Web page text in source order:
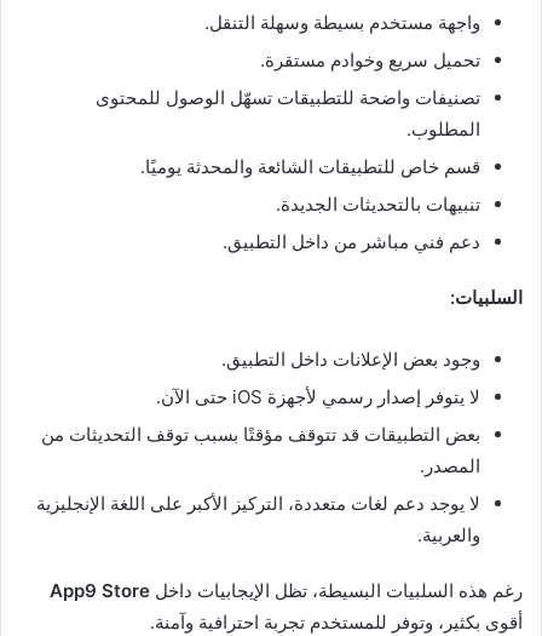
واجهة مستخدم بسيطة وسهلة التنقل.
تحميل سريع وخوادم مستقرة.
تصنيفات واضحة للتطبيقات تسهّل الوصول للمحتوى
المطلوب.
قسم خاص للتطبيقات الشائعة والمحدثة يوميًا.
تنبيهات بالتحديثات الجديدة.
دعم فني مباشر من داخل التطبيق.
السلبيات:
وجود بعض الإعلانات داخل التطبيق.
لا يتوفر إصدار رسمي لأجهزة iOS حتى الآن.
بعض التطبيقات قد تتوقف مؤقتًا بسبب توقف التحديثات من
المصدر.
لا يوجد دعم لغات متعددة، التركيز الأكبر على اللغة الإنجليزية
والعربية.
رغم هذه السلبيات البسيطة، تظل الإيجابيات داخل App9 Store
أقوى بكثير، وتوفر للمستخدم تجربة احترافية وآمنة.